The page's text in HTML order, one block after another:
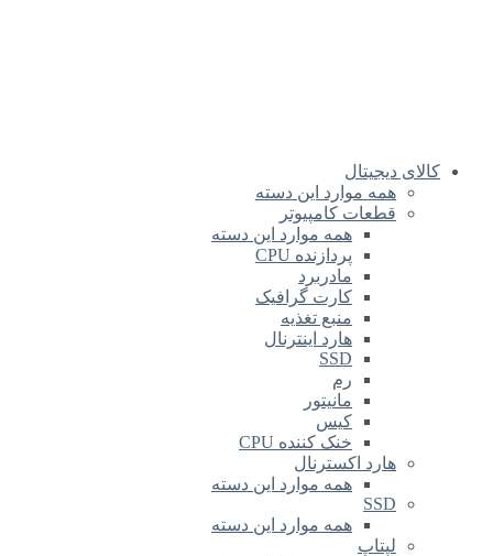
کالای دیجیتال
همه موارد این دسته
قطعات کامپیوتر
همه موارد این دسته
پردازنده CPU
مادربرد
کارت گرافیک
منبع تغذیه
هارد اینترنال
SSD
رم
مانیتور
کیس
خنک کننده CPU
هارد اکسترنال
همه موارد این دسته
SSD
همه موارد این دسته
لپتاپ